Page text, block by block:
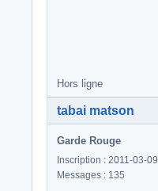
Hors ligne
tabai matson
Garde Rouge
Inscription : 2011-03-09
Messages : 135